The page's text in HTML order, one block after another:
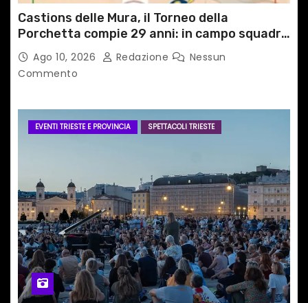
Castions delle Mura, il Torneo della
Porchetta compie 29 anni: in campo squadre
da tutta Italia e dall’estero
Ago 10, 2026 Redazione
Nessun
Commento
EVENTI TRIESTE E PROVINCIA SPETTACOLI TRIESTE